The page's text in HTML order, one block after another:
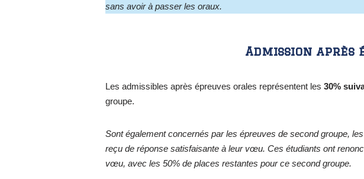
sans avoir à passer les oraux.
Admission après
Les admissibles après épreuves orales représentent les30%
groupe.
Sont également concernés par les épreuves de second groupe,
reçu de réponse satisfaisante à leur vœu. Ces étudiants ont
vœu, avec les 50% de places restantes pour ce second groupe.